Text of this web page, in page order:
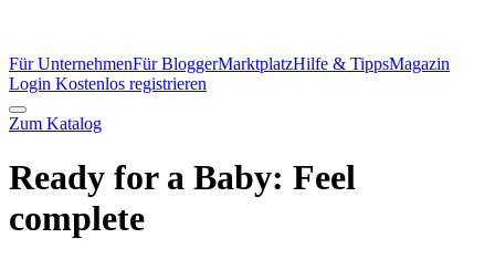
Für UnternehmenFür BloggerMarktplatzHilfe & TippsMagazin
Login Kostenlos registrieren
Zum Katalog
Ready for a Baby: Feel
complete